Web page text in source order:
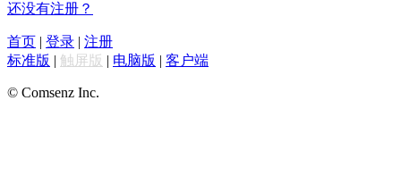
还没有注册？
首页 | 登录 | 注册
标准版 | 触屏版 | 电脑版 | 客户端
© Comsenz Inc.